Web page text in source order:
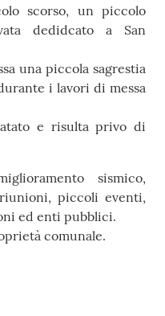
scorso, un piccolo
dedidcato a San
una piccola sagrestia
i lavori di messa
e risulta privo di
sismico,
piccoli eventi,
ed enti pubblici.
comunale.